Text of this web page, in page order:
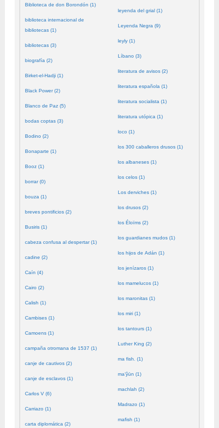
Biblioteca de don Borondón (1)
biblioteca internacional de
bibliotecas (1)
bibliotecas (3)
biografía (2)
Birket-el-Hadji (1)
Black Power (2)
Blanco de Paz (5)
bodas coptas (3)
Bodino (2)
Bonaparte (1)
Booz (1)
borrar (0)
bouza (1)
breves pontificios (2)
Busiris (1)
cabeza confusa al despertar (1)
cadine (2)
Caín (4)
Cairo (2)
Calish (1)
Cambises (1)
Camoens (1)
campaña otromana de 1537 (1)
canje de cautivos (2)
canje de esclavos (1)
Carlos V (6)
Carriazo (1)
carta diplomática (2)
leyenda del grial (1)
Leyenda Negra (9)
leyly (1)
Líbano (3)
literatura de avisos (2)
literatura española (1)
literatura socialista (1)
literatura utópica (1)
loco (1)
los 300 caballeros drusos (1)
los albaneses (1)
los celos (1)
Los derviches (1)
los drusos (2)
los Éloïms (2)
los guardianes mudos (1)
los hijos de Adán (1)
los jenízaros (1)
los mamelucos (1)
los maronitas (1)
los miri (1)
los tantours (1)
Luther King (2)
ma fish. (1)
ma’ŷūn (1)
machlah (2)
Madrazo (1)
mafish (1)